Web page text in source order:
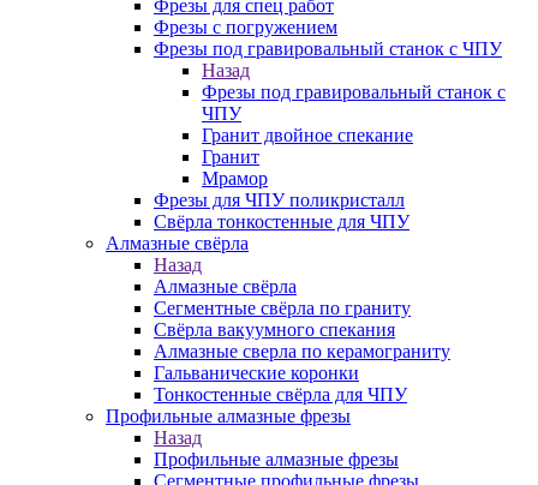
Фрезы для спец работ
Фрезы с погружением
Фрезы под гравировальный станок с ЧПУ
Назад
Фрезы под гравировальный станок с
ЧПУ
Гранит двойное спекание
Гранит
Мрамор
Фрезы для ЧПУ поликристалл
Свёрла тонкостенные для ЧПУ
Алмазные свёрла
Назад
Алмазные свёрла
Сегментные свёрла по граниту
Свёрла вакуумного спекания
Алмазные сверла по керамограниту
Гальванические коронки
Тонкостенные свёрла для ЧПУ
Профильные алмазные фрезы
Назад
Профильные алмазные фрезы
Сегментные профильные фрезы